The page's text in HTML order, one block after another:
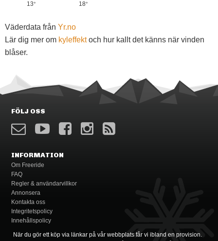
13° 18°
Väderdata från Yr.no
Lär dig mer om kyleffektoch hur kallt det känns när vinden
blåser.
FÖLJ OSS
INFORMATION
Om Freeride
FAQ
Regler & användarvillkor
Annonsera
Kontakta oss
Integritetspolicy
Innehållspolicy
När du gör ett köp via länkar på vår webbplats får vi ibland en provision.